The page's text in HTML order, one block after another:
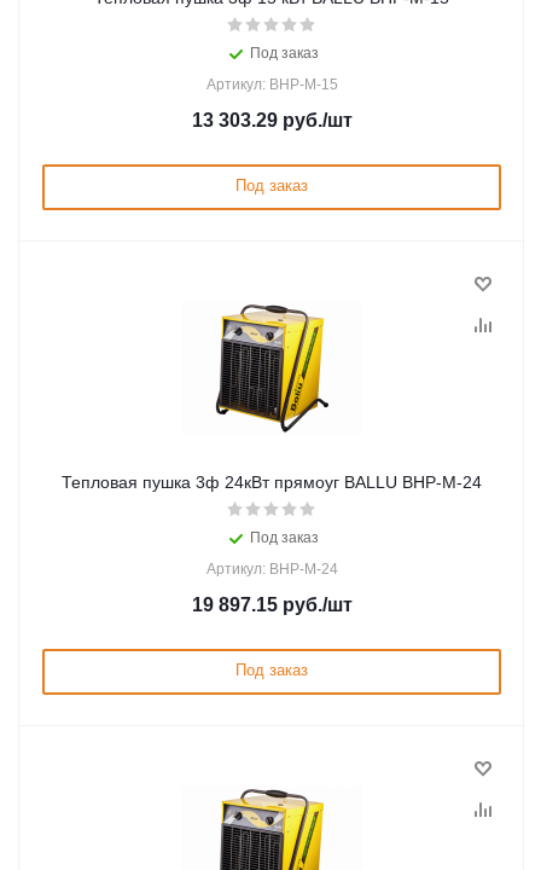
Под заказ
Артикул: BHP-M-15
13 303.29руб./шт
Под заказ
Тепловая пушка 3ф 24кВт прямоуг BALLU BHP-M-24
Под заказ
Артикул: BHP-M-24
19 897.15руб./шт
Под заказ